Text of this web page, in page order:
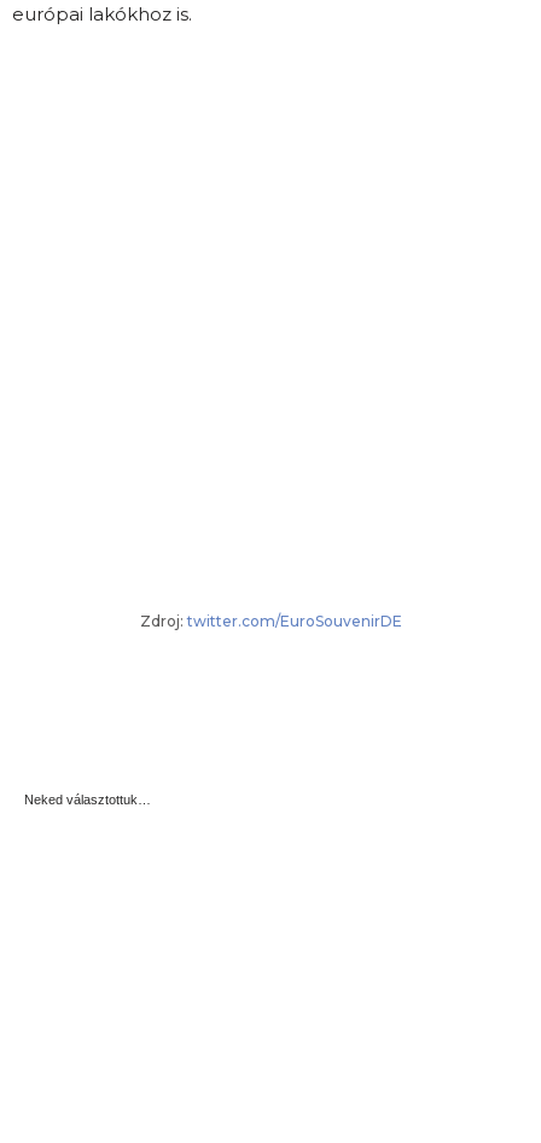
európai lakókhoz is.
Zdroj:twitter.com/EuroSouvenirDE
Neked választottuk…